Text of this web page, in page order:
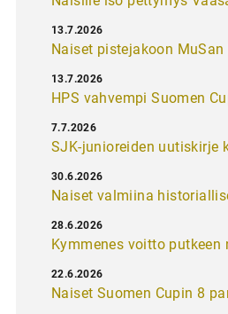
Naiset pistejakoon MuSan
13.7.2026
HPS vahvempi Suomen
13.7.2026
SJK-junioreiden uutiskirje
7.7.2026
Naiset valmiina
30.6.2026
Kymmenes voitto putkeen
28.6.2026
Naiset Suomen Cupin 8
22.6.2026